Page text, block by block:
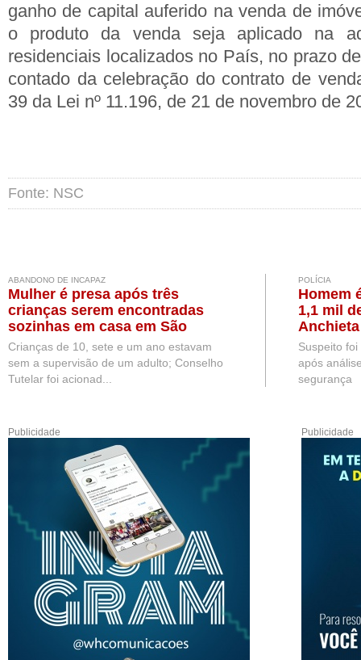
ganho de capital auferido na venda de
o produto da venda seja aplicado na
residenciais localizados no País, no prazo
contado da celebração do contrato de
39 da Lei nº 11.196, de 21 de novembro de
Fonte: NSC
ABANDONO DE INCAPAZ
Mulher é presa após três
crianças serem encontradas
sozinhas em casa em São
Miguel do Oeste
Crianças de 10, sete e um ano estavam
sem a supervisão de um adulto; Conselho
Tutelar foi acionad...
POLÍCIA
Homem
1,1 mil
Anchieta
Suspeito
após
segurança
Publicidade Publicidade